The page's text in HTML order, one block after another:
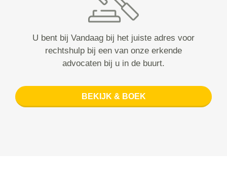
U bent bij Vandaag bij het juiste adres voor
rechtshulp bij een van onze erkende
advocaten bij u in de buurt.
BEKIJK & BOEK